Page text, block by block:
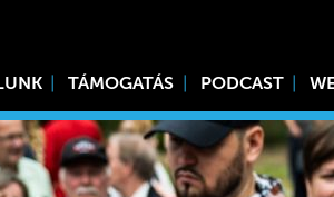
TÁMOGATÁS PODCAST